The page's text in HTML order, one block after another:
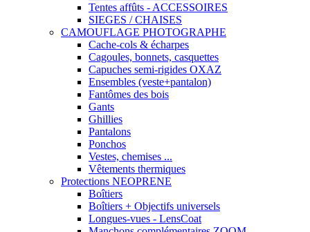
Tentes affûts - ACCESSOIRES
SIEGES / CHAISES
CAMOUFLAGE PHOTOGRAPHE
Cache-cols & écharpes
Cagoules, bonnets, casquettes
Capuches semi-rigides OXAZ
Ensembles (veste+pantalon)
Fantômes des bois
Gants
Ghillies
Pantalons
Ponchos
Vestes, chemises ...
Vêtements thermiques
Protections NEOPRENE
Boîtiers
Boîtiers + Objectifs universels
Longues-vues - LensCoat